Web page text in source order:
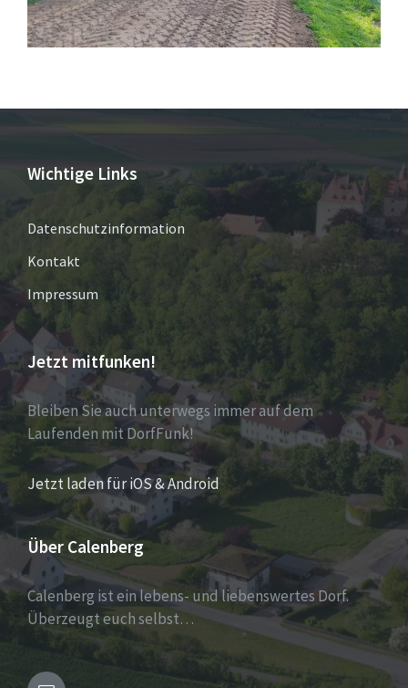
Wichtige Links
Datenschutzinformation
Kontakt
Impressum
Jetzt mitfunken!
Bleiben Sie auch unterwegs immer auf dem
Laufenden mit DorfFunk!
Jetzt laden für iOS & Android
Über Calenberg
Calenberg ist ein lebens- und liebenswertes Dorf.
Überzeugt euch selbst…